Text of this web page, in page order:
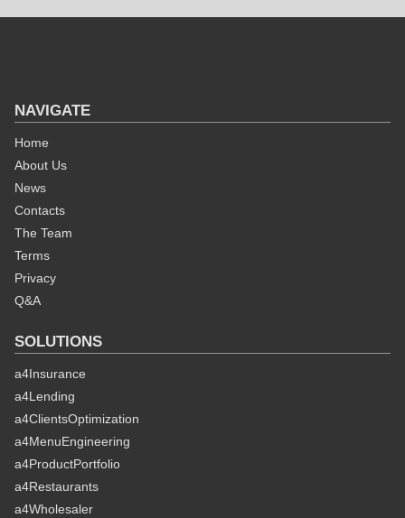
NAVIGATE
Home
About Us
News
Contacts
The Team
Terms
Privacy
Q&A
SOLUTIONS
a4Insurance
a4Lending
a4ClientsOptimization
a4MenuEngineering
a4ProductPortfolio
a4Restaurants
a4Wholesaler